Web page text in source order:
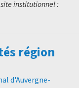
institutionnel :
région
d'Auvergne-